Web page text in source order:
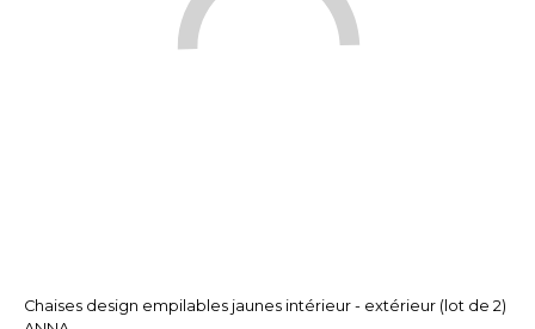
Chaises design empilables jaunes intérieur - extérieur (lot de 2)